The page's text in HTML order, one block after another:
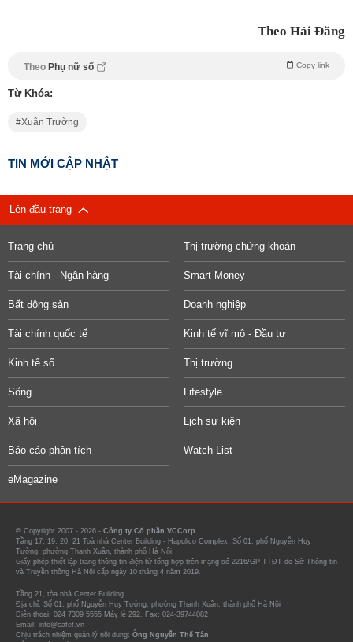
Theo Hải Đăng
Theo Phụ nữ số Copy link
Từ Khóa:
Xuân Trường
TIN MỚI CẬP NHẬT
Lên đầu trang
Trang chủ Thị trường chứng khoán
Tài chính - Ngân hàng Smart Money
Bất động sản Doanh nghiệp
Tài chính quốc tế Kinh tế vĩ mô - Đầu tư
Kinh tế số Thị trường
Sống Lifestyle
Xã hội Lịch sự kiện
Báo cáo phân tích Watch List
eMagazine
© Copyright 2007 - 2026 - Công ty Cổ phần VCCorp.
Tầng 17, 19, 20, 21 Toà nhà Center Building - Hapulico Complex, Số 01, phố Nguyễn Huy
Tưởng, phường Thanh Xuân, thành phố Hà Nội
Giấy phép thiết lập trang thông tin điện tử tổng hợp trên mạng số 2216/GP-TTĐT do Sở Thông tin
và Truyền thông Hà Nội cấp ngày 10 tháng 4 năm 2019.
Tầng 21, tòa nhà Center Building.
Địa chỉ: Số 01, phố Nguyễn Huy Tưởng, phường Thanh Xuân, thành phố Hà Nội
Điện thoại: 024 7309 5555 Máy lẻ 292. Fax: 024-39744082
Email: info@cafef.vn
Chịu trách nhiệm quản lý nội dung: Ông Nguyễn Thế Tân